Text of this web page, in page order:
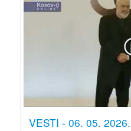
VESTI - 06. 05. 2026.